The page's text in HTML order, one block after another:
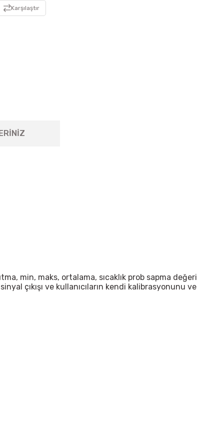
Karşılaştır
min, maks, ortalama, sıcaklık prob sapma değeri
çıkışı ve kullanıcıların kendi kalibrasyonunu ve